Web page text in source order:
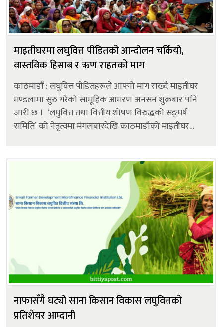
माइतीघरमा लघुवित्त पीडितको आन्दोलन चर्कियो,
वास्तविक हिसाब र ऋण राहतको माग
काठमाडौं : लघुवित्त पीडितहरूले आफ्नो माग राख्दै माइतीघर
मण्डलामा सुरु गरेको सामूहिक आमरण अनसन शुक्रबार पनि
जारी छ । ‘लघुवित्त तथा वित्तीय शोषण विरुद्धको सङ्घर्ष
समिति’ को नेतृत्वमा मंगलबारदेखि काठमाडौंको माइतीघर
नाफासँगै घट्यो साना किसान विकास लघुवित्तको
प्रतिशेयर आम्दानी